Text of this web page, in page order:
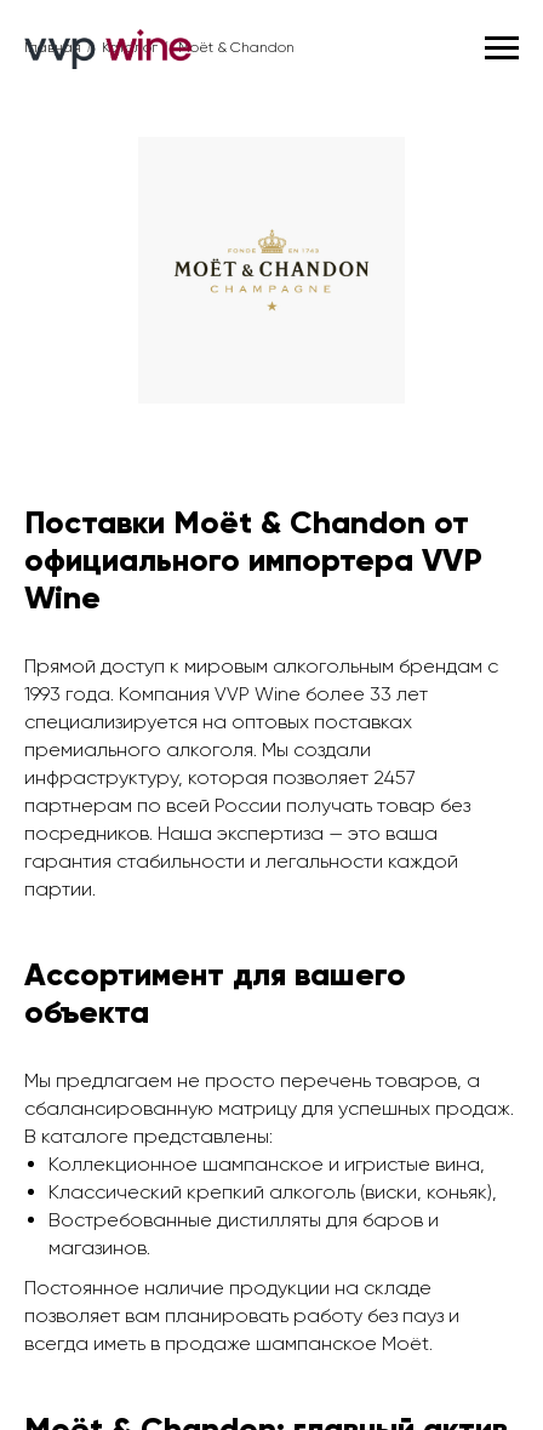
Главная / Каталог / Moët & Chandon
Поставки Moët & Chandon от
официального импортера VVP
Wine
Прямой доступ к мировым алкогольным брендам с
1993 года. Компания VVP Wine более 33 лет
специализируется на оптовых поставках
премиального алкоголя. Мы создали
инфраструктуру, которая позволяет 2457
партнерам по всей России получать товар без
посредников. Наша экспертиза — это ваша
гарантия стабильности и легальности каждой
партии.
Ассортимент для вашего
объекта
Мы предлагаем не просто перечень товаров, а
сбалансированную матрицу для успешных продаж.
В каталоге представлены:
Коллекционное шампанское и игристые вина,
Классический крепкий алкоголь (виски, коньяк),
Востребованные дистилляты для баров и
магазинов.
Постоянное наличие продукции на складе
позволяет вам планировать работу без пауз и
всегда иметь в продаже шампанское Moët.